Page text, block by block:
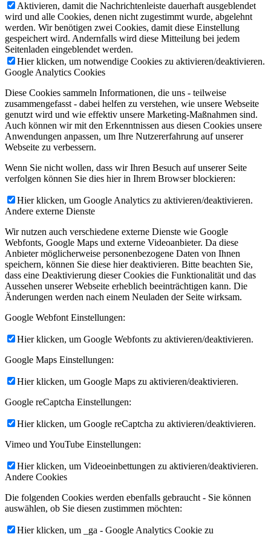
Aktivieren, damit die Nachrichtenleiste dauerhaft ausgeblendet
wird und alle Cookies, denen nicht zugestimmt wurde, abgelehnt
werden. Wir benötigen zwei Cookies, damit diese Einstellung
gespeichert wird. Andernfalls wird diese Mitteilung bei jedem
Seitenladen eingeblendet werden.
Hier klicken, um notwendige Cookies zu aktivieren/deaktivieren.
Google Analytics Cookies
Diese Cookies sammeln Informationen, die uns - teilweise
zusammengefasst - dabei helfen zu verstehen, wie unsere Webseite
genutzt wird und wie effektiv unsere Marketing-Maßnahmen sind.
Auch können wir mit den Erkenntnissen aus diesen Cookies unsere
Anwendungen anpassen, um Ihre Nutzererfahrung auf unserer
Webseite zu verbessern.
Wenn Sie nicht wollen, dass wir Ihren Besuch auf unserer Seite
verfolgen können Sie dies hier in Ihrem Browser blockieren:
Hier klicken, um Google Analytics zu aktivieren/deaktivieren.
Andere externe Dienste
Wir nutzen auch verschiedene externe Dienste wie Google
Webfonts, Google Maps und externe Videoanbieter. Da diese
Anbieter möglicherweise personenbezogene Daten von Ihnen
speichern, können Sie diese hier deaktivieren. Bitte beachten Sie,
dass eine Deaktivierung dieser Cookies die Funktionalität und das
Aussehen unserer Webseite erheblich beeinträchtigen kann. Die
Änderungen werden nach einem Neuladen der Seite wirksam.
Google Webfont Einstellungen:
Hier klicken, um Google Webfonts zu aktivieren/deaktivieren.
Google Maps Einstellungen:
Hier klicken, um Google Maps zu aktivieren/deaktivieren.
Google reCaptcha Einstellungen:
Hier klicken, um Google reCaptcha zu aktivieren/deaktivieren.
Vimeo und YouTube Einstellungen:
Hier klicken, um Videoeinbettungen zu aktivieren/deaktivieren.
Andere Cookies
Die folgenden Cookies werden ebenfalls gebraucht - Sie können
auswählen, ob Sie diesen zustimmen möchten:
Hier klicken, um _ga - Google Analytics Cookie zu